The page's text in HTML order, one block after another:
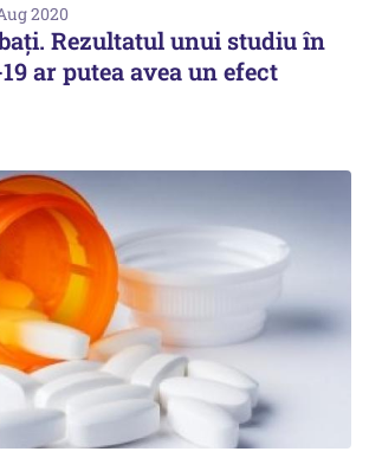
2020
Rezultatul unui studiu în
ar putea avea un efect